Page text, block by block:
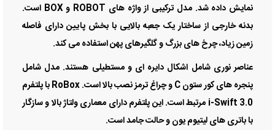
نمایش داده شد. مدل ترکیبی از واژه های ROBOT و BOX است.
بدنه خارجی از ساختار یک جعبه بالایی با بخش پایین دارای فاصله
زمین زیاد، چرخ های بزرگ و گلگیرهای پهن استفاده می کند.
عناصر نوری شامل اشکال دایره ای و مستطیلی هستند. مدل شامل
پنجره های کور ستون C و چراغ ترمز نصب بالا است. RoBox با پلتفرم
i-Swift 3.0 مرتبط است. این پلتفرم دارای معماری ولتاژ بالا و سازگار
با باتری های لیتیوم یون و حالت جامد است.